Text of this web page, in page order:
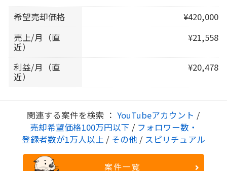
希望売却価格
¥420,000
売上/月（直
近）
¥21,558
利益/月（直
近）
¥20,478
関連する案件を検索 ： YouTubeアカウント /
売却希望価格100万円以下 / フォロワー数・
登録者数が1万人以上 / その他 / スピリチュアル
案件一覧